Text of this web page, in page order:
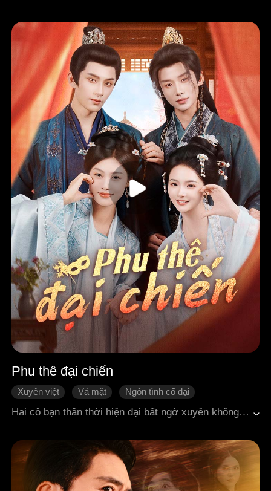
Phu thê đại chiến
Xuyên việt Vả mặt
Ngôn tình cổ đại
Hôn nhân hợp đồng
Hài hước Lâu ngày sinh tình
Hai cô bạn thân thời hiện đại bất ngờ xuyên không thành một cặp chị em được nước địch đưa tới hòa thân, ngoài mặt là công chúa kết thân, thực chất lại là mật thám. Người chị được gả cho Thụy vương, vị chiến thần mặt lạnh nổi danh, còn em gái trở thành vương phi của Tĩnh vương, kẻ phong lưu bụng dạ khó lường. Hai huynh đệ đều vô cùng đề phòng cuộc hôn nhân này, thậm chí nhiều lần ra tay muốn trừ khử đối phương. Nhưng họ nào ngờ, nữ mật thám cấp cao trong mắt đại ca lại chỉ là một mọt sách thuần khiết, mê tri thức hơn tất cả, hoàn toàn mù tịt chuyện tình cảm lẫn âm mưu. Còn thiếu nữ si tình mà nhị đệ định dễ dàng khống chế lại là một cao thủ tình trường am hiểu lòng người, xoay ngược tình thế khiến hắn nhiều phen cứng họng. Từ những hiểu lầm dở khóc dở cười, một màn phản công ngọt ngào đầy kịch tính cũng chính thức bắt đầu.